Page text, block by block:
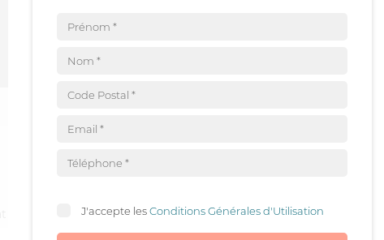
J'accepte lesConditions Générales d'Utilisation